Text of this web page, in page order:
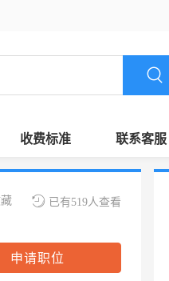
收费标准 联系客服
已有519人查看
申请职位